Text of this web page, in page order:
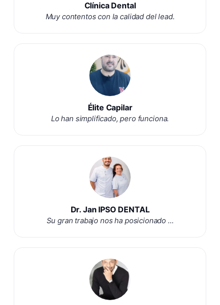
Clínica Dental
Muy contentos con la calidad del lead.
Élite Capilar
Lo han simplificado, pero funciona.
Dr. Jan IPSO DENTAL
Su gran trabajo nos ha posicionado ...